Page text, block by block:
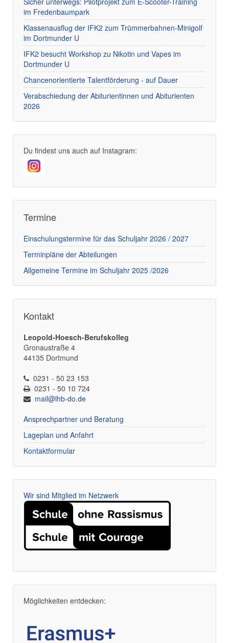
im Fredenbaumpark
Klassenausflug der IFK2 zum Trümmerbahnen-Minigolf
im Dortmunder U
IFK2 besucht Workshop zu Nikotin und Vapes im
Dortmunder U
Chancenorientierte Talentförderung - auf Dauer
Verabschiedung der Abiturientinnen und Abiturienten
2026
Du findest uns auch auf Instagram:
Termine
Einschulungstermine für das Schuljahr 2026 / 2027
Terminpläne der Abteilungen
Allgemeine Termine im Schuljahr 2025 /2026
Kontakt
Leopold-Hoesch-Berufskolleg
Gronaustraße 4
44135 Dortmund
0231 - 50 23 153
0231 - 50 10 724
mail@lhb-do.de
Ansprechpartner und Beratung
Lageplan und Anfahrt
Kontaktformular
Wir sind Mitglied im Netzwerk
Möglichkeiten entdecken: